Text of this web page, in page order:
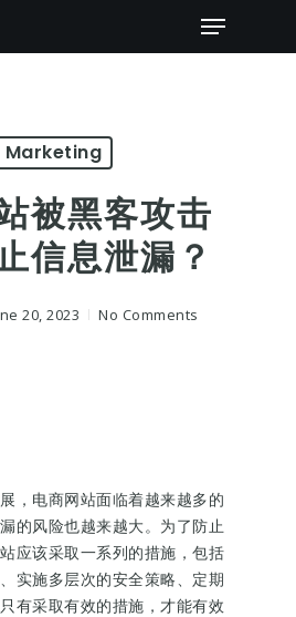
Menu
Marketing
被黑客攻击
信息泄漏？
20, 2023 No Comments
，电商网站面临着越来越多的
的风险也越来越大。为了防止
应该采取一系列的措施，包括
实施多层次的安全策略、定期
有采取有效的措施，才能有效